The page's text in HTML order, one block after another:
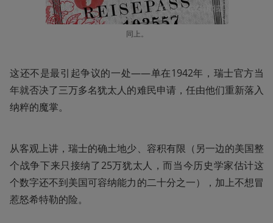
同上。
这还不是最引起争议的一处——单在1942年，瑞士官方当
年就否决了三万多名犹太人的难民申请，任由他们重新落入
纳粹的魔掌。
从客观上讲，瑞士的确土地少、容积有限（另一边的美国整
个战争下来只接纳了25万犹太人，而当今历史学家估计这
个数字还不到美国可容纳能力的二十分之一），加上不想冒
惹怒希特勒的险。